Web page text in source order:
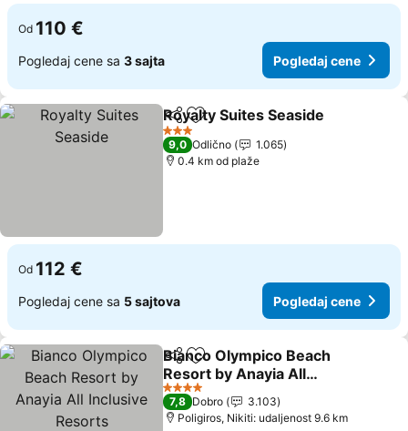
Od 110 €
Pogledaj cene sa 3 sajta Pogledaj cene
Deli Dodati u favorite
Royalty Suites Seaside
3 Zvezdice
9,0 Odlično
1.065
0.4 km od plaže
Od 112 €
Pogledaj cene sa 5 sajtova Pogledaj cene
Deli Dodati u favorite
Bianco Olympico Beach
Resort by Anayia All
Inclusive Resorts
4 Zvezdice
7,8 Dobro
3.103
Poligiros, Nikiti: udaljenost 9.6 km